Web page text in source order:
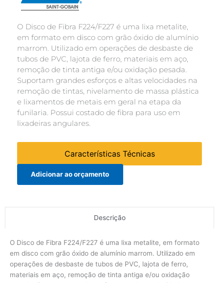
O Disco de Fibra F224/F227 é uma lixa metalite,
em formato em disco com grão óxido de alumínio
marrom. Utilizado em operações de desbaste de
tubos de PVC, lajota de ferro, materiais em aço,
remoção de tinta antiga e/ou oxidação pesada.
Suportam grandes esforços e altas velocidades na
remoção de tintas, nivelamento de massa plástica
e lixamentos de metais em geral na etapa da
funilaria. Possui costado de fibra para uso em
lixadeiras angulares.
Características Técnicas
Adicionar ao orçamento
Descrição
O Disco de Fibra F224/F227 é uma lixa metalite, em formato
em disco com grão óxido de alumínio marrom. Utilizado em
operações de desbaste de tubos de PVC, lajota de ferro,
materiais em aço, remoção de tinta antiga e/ou oxidação